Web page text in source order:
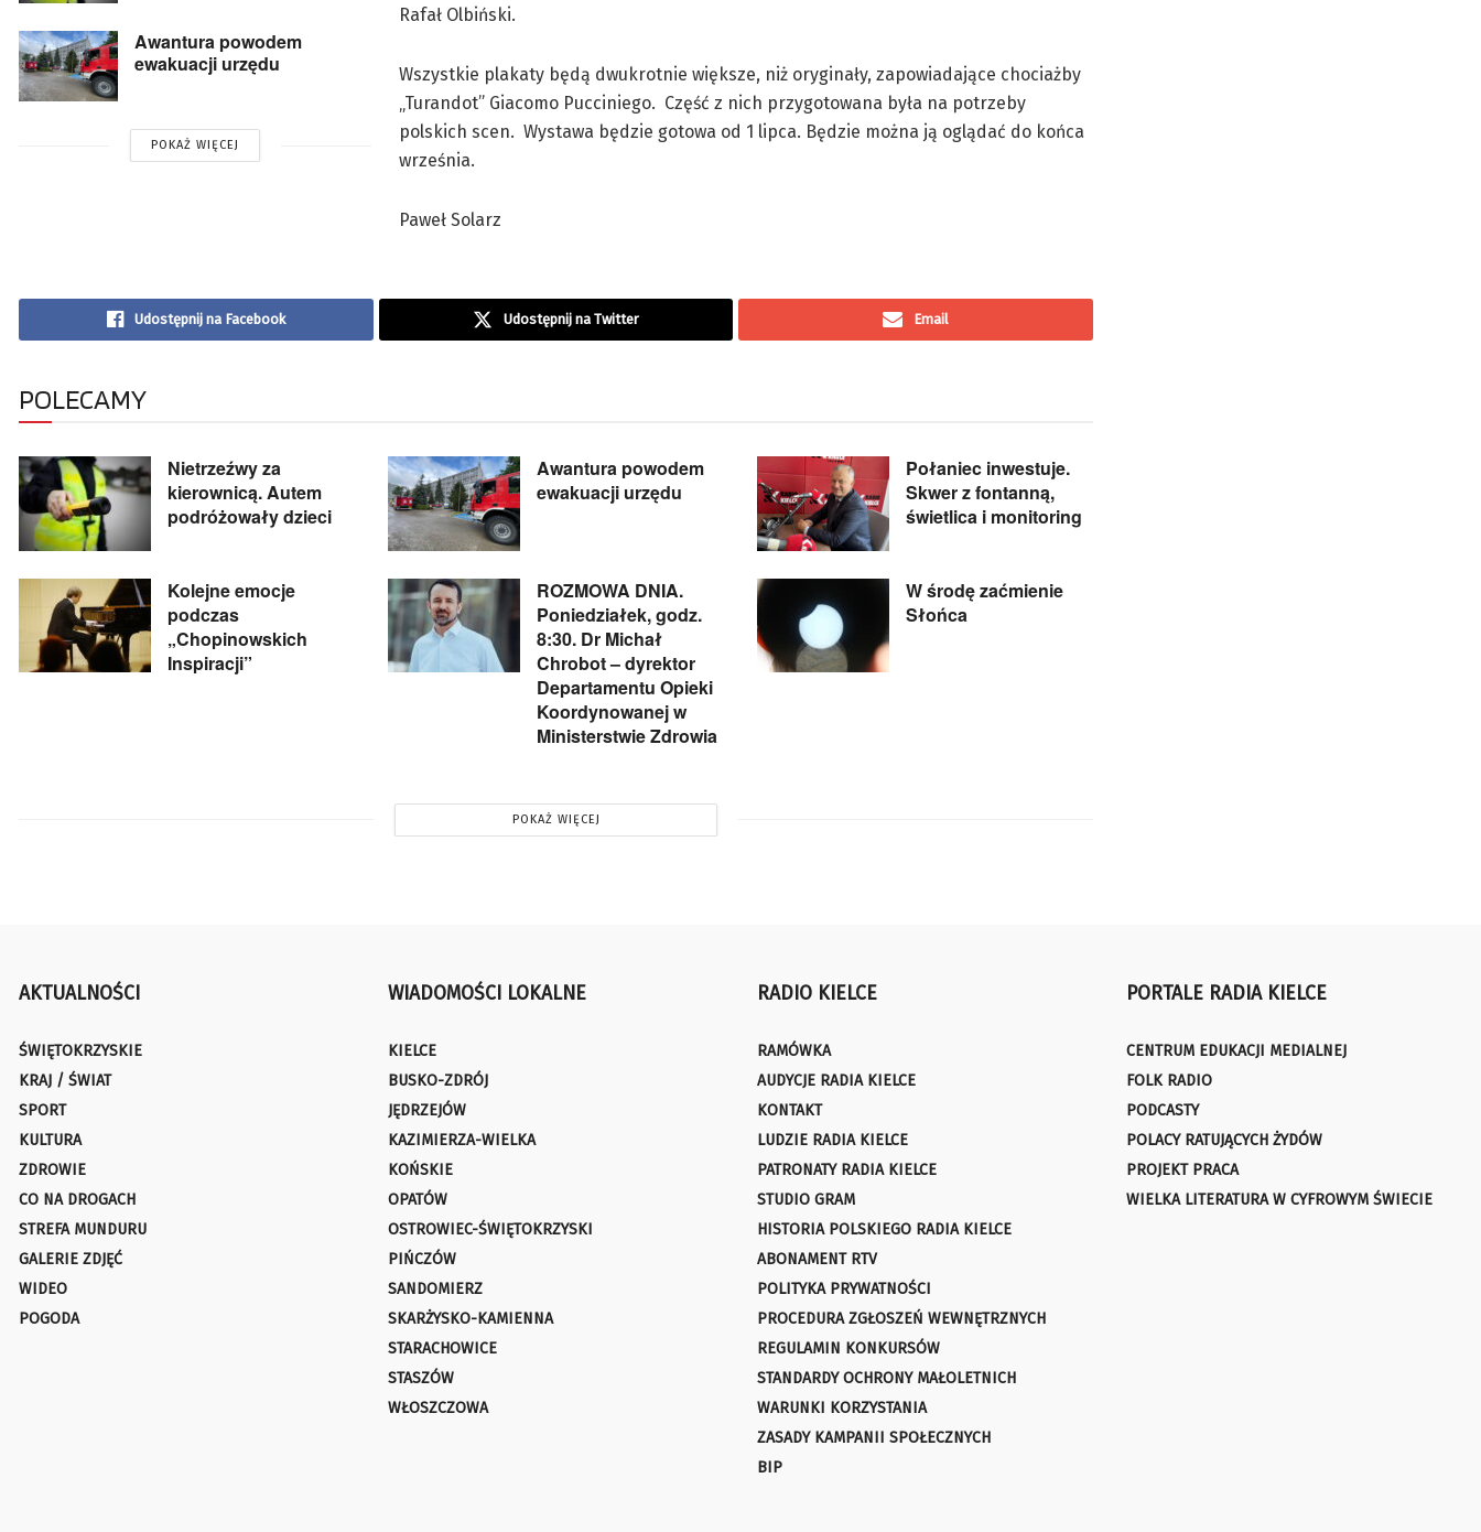
Awantura powodem
ewakuacji urzędu
POKAŻ WIĘCEJ
Rafał Olbiński.
Wszystkie plakaty będą dwukrotnie większe, niż oryginały, zapowiadające chociażby
„Turandot” Giacomo Pucciniego. Część z nich przygotowana była na potrzeby
polskich scen. Wystawa będzie gotowa od 1 lipca. Będzie można ją oglądać do końca
września.
Paweł Solarz
Udostępnij na Facebook Udostępnij na Twitter Email
POLECAMY
Nietrzeźwy za
kierownicą. Autem
podróżowały dzieci
Awantura powodem
ewakuacji urzędu
Połaniec inwestuje.
Skwer z fontanną,
świetlica i monitoring
Kolejne emocje
podczas
„Chopinowskich
Inspiracji”
ROZMOWA DNIA.
Poniedziałek, godz.
8:30. Dr Michał
Chrobot – dyrektor
Departamentu Opieki
Koordynowanej w
Ministerstwie Zdrowia
W środę zaćmienie
Słońca
POKAŻ WIĘCEJ
AKTUALNOŚCI
ŚWIĘTOKRZYSKIE
KRAJ / ŚWIAT
SPORT
KULTURA
ZDROWIE
CO NA DROGACH
STREFA MUNDURU
GALERIE ZDJĘĆ
WIDEO
POGODA
WIADOMOŚCI LOKALNE
KIELCE
BUSKO-ZDRÓJ
JĘDRZEJÓW
KAZIMIERZA-WIELKA
KOŃSKIE
OPATÓW
OSTROWIEC-ŚWIĘTOKRZYSKI
PIŃCZÓW
SANDOMIERZ
SKARŻYSKO-KAMIENNA
STARACHOWICE
STASZÓW
WŁOSZCZOWA
RADIO KIELCE
RAMÓWKA
AUDYCJE RADIA KIELCE
KONTAKT
LUDZIE RADIA KIELCE
PATRONATY RADIA KIELCE
STUDIO GRAM
HISTORIA POLSKIEGO RADIA KIELCE
ABONAMENT RTV
POLITYKA PRYWATNOŚCI
PROCEDURA ZGŁOSZEŃ WEWNĘTRZNYCH
REGULAMIN KONKURSÓW
STANDARDY OCHRONY MAŁOLETNICH
WARUNKI KORZYSTANIA
ZASADY KAMPANII SPOŁECZNYCH
BIP
PORTALE RADIA KIELCE
CENTRUM EDUKACJI MEDIALNEJ
FOLK RADIO
PODCASTY
POLACY RATUJĄCYCH ŻYDÓW
PROJEKT PRACA
WIELKA LITERATURA W CYFROWYM ŚWIECIE